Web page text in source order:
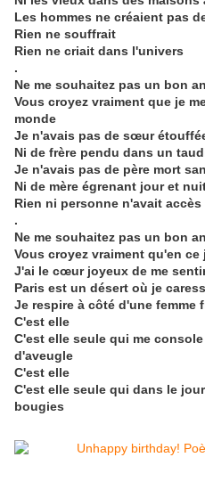
Les hommes ne créaient pas
Rien ne souffrait
Rien ne criait dans l'univers
.
Ne me souhaitez pas un bon
Vous croyez vraiment que je
monde
Je n'avais pas de sœur
Ni de frère pendu dans un
Je n'avais pas de père mort
Ni de mère égrenant jour et
Rien ni personne n'avait
.
Ne me souhaitez pas un bon
Vous croyez vraiment qu'en
J'ai le cœur joyeux de me
Paris est un désert où je
Je respire à côté d'une femme
C'est elle
C'est elle seule qui me
d'aveugle
C'est elle
C'est elle seule qui dans le
bougies